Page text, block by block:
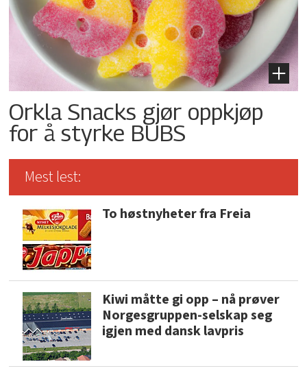
Orkla Snacks gjør oppkjøp
for å styrke BUBS
Mest lest:
To høstnyheter fra Freia
Kiwi måtte gi opp – nå prøver
Norgesgruppen-selskap seg
igjen med dansk lavpris